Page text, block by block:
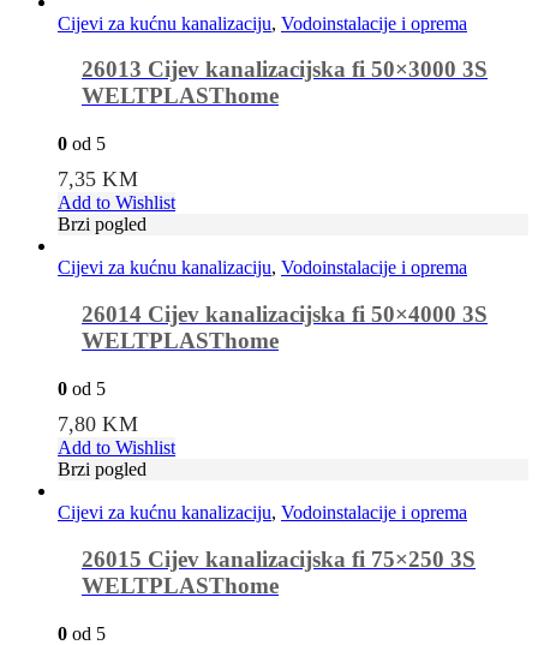
Cijevi za kućnu kanalizaciju, Vodoinstalacije i oprema
26013 Cijev kanalizacijska fi 50×3000 3S
WELTPLASThome
0 od 5
7,35KM
Add to Wishlist
Brzi pogled
Cijevi za kućnu kanalizaciju, Vodoinstalacije i oprema
26014 Cijev kanalizacijska fi 50×4000 3S
WELTPLASThome
0 od 5
7,80KM
Add to Wishlist
Brzi pogled
Cijevi za kućnu kanalizaciju, Vodoinstalacije i oprema
26015 Cijev kanalizacijska fi 75×250 3S
WELTPLASThome
0 od 5